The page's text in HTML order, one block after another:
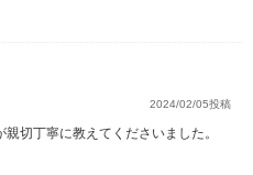
2024/02/05投稿
切丁寧に教えてくださいました。